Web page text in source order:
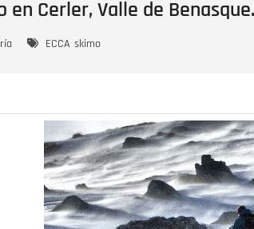
en Cerler, Valle de Benasque.
ECCA skimo